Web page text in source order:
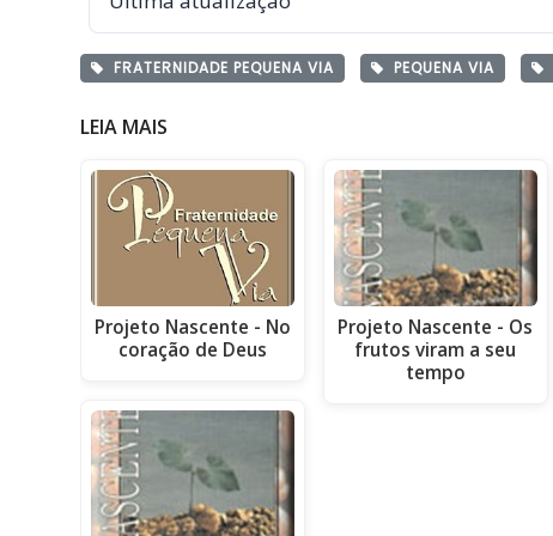
FRATERNIDADE PEQUENA VIA PEQUENA VIA
LEIA MAIS
Projeto Nascente - No
coração de Deus
Projeto Nascente - Os
frutos viram a seu
tempo